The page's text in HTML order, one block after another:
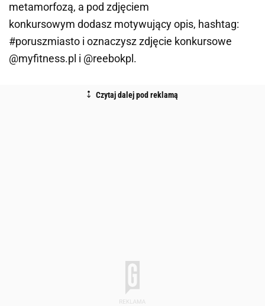
metamorfozą, a pod zdjęciem
konkursowym dodasz motywujący opis, hashtag:
#poruszmiasto i oznaczysz zdjęcie konkursowe
@myfitness.pl i @reebokpl.